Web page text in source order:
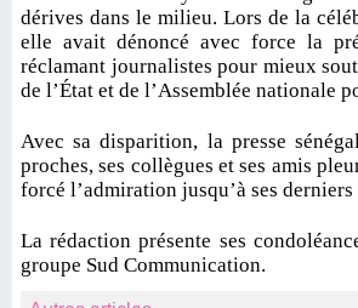
dérives dans le milieu. Lors de la
elle avait dénoncé avec force la
réclamant journalistes pour mieux
de l’État et de l’Assemblée nationale
Avec sa disparition, la presse
proches, ses collègues et ses amis
forcé l’admiration jusqu’à ses derniers
La rédaction présente ses
groupe Sud Communication.